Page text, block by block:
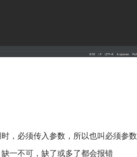
，必须传入参数，所以也叫必须参数
一不可，缺了或多了都会报错